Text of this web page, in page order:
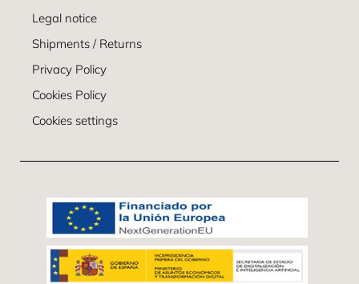
Legal notice
Shipments / Returns
Privacy Policy
Cookies Policy
Cookies settings